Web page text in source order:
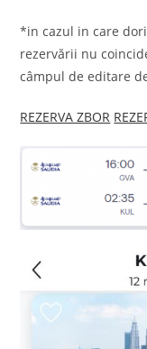
*in cazul in care
rezervării nu
câmpul de editare
REZERVA ZBOR